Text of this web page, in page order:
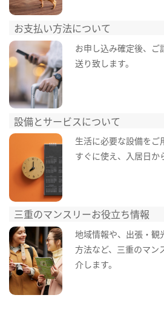
お支払い方法について
お申し込み確定後、ご
送り致します。
設備とサービスについて
生活に必要な設備をご
すぐに使え、入居日か
三重のマンスリーお役立ち情報
地域情報や、出張・観
方法など、三重のマン
介します。